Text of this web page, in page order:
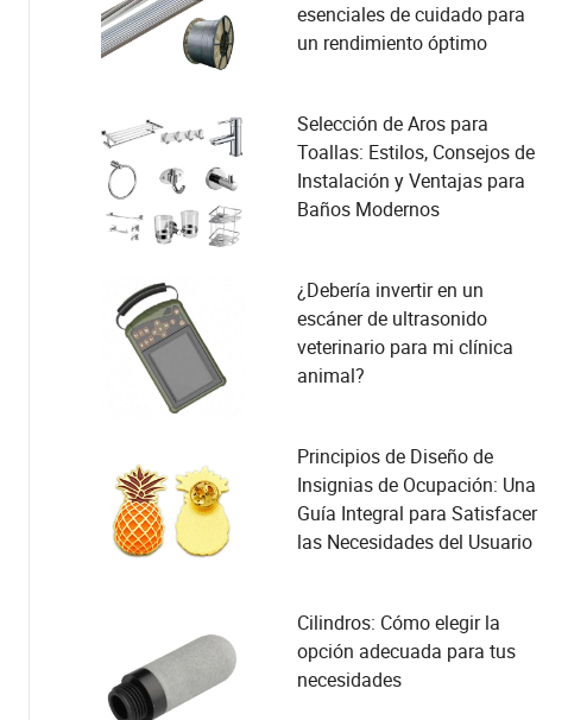
esenciales de cuidado para
un rendimiento óptimo
Selección de Aros para
Toallas: Estilos, Consejos de
Instalación y Ventajas para
Baños Modernos
¿Debería invertir en un
escáner de ultrasonido
veterinario para mi clínica
animal?
Principios de Diseño de
Insignias de Ocupación: Una
Guía Integral para Satisfacer
las Necesidades del Usuario
Cilindros: Cómo elegir la
opción adecuada para tus
necesidades